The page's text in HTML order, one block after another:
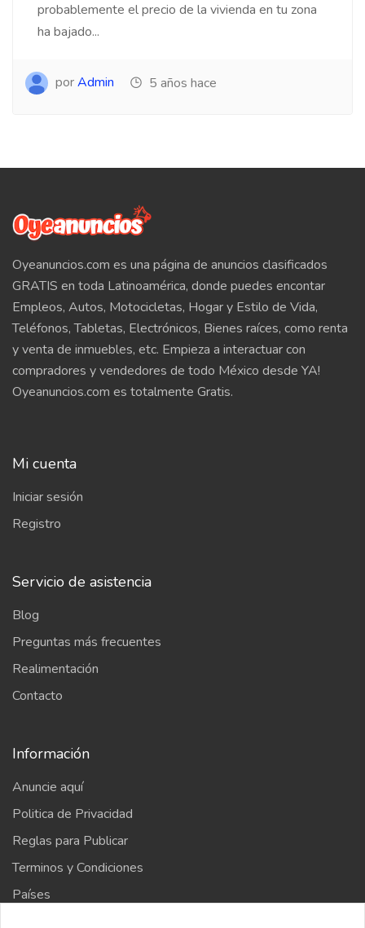
probablemente el precio de la vivienda en tu zona
ha bajado...
porAdmin 5 años hace
Oyeanuncios.com es una página de anuncios clasificados
GRATIS en toda Latinoamérica, donde puedes encontar
Empleos, Autos, Motocicletas, Hogar y Estilo de Vida,
Teléfonos, Tabletas, Electrónicos, Bienes raíces, como renta
y venta de inmuebles, etc. Empieza a interactuar con
compradores y vendedores de todo México desde YA!
Oyeanuncios.com es totalmente Gratis.
Mi cuenta
Iniciar sesión
Registro
Servicio de asistencia
Blog
Preguntas más frecuentes
Realimentación
Contacto
Información
Anuncie aquí
Politica de Privacidad
Reglas para Publicar
Terminos y Condiciones
Países